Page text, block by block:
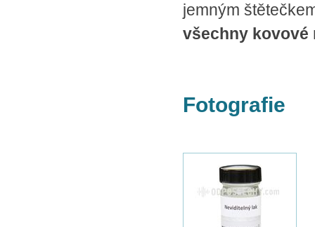
jemným
všechny kovové
Fotografie